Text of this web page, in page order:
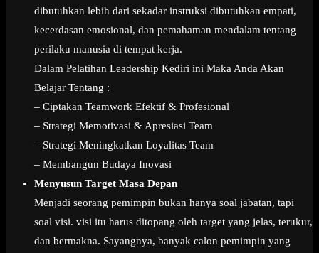
dibutuhkan lebih dari sekadar instruksi dibutuhkan empati,
kecerdasan emosional, dan pemahaman mendalam tentang
perilaku manusia di tempat kerja.
Dalam Pelatihan Leadership Kediri ini Maka Anda Akan
Belajar Tentang :
– Ciptakan Teamwork Efektif & Profesional
– Strategi Memotivasi & Apresiasi Team
– Strategi Meningkatkan Loyalitas Team
– Membangun Budaya Inovasi
Menyusun Target Masa Depan
Menjadi seorang pemimpin bukan hanya soal jabatan, tapi
soal visi. visi itu harus ditopang oleh target yang jelas, terukur,
dan bermakna. Sayangnya, banyak calon pemimpin yang